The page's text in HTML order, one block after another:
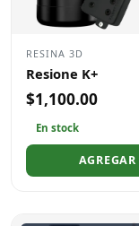
RESINA 3D
Resione K+
$1,100.00
En stock
AGREGAR